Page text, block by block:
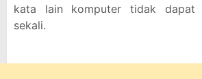
kata lain komputer tidak dapat
sekali.